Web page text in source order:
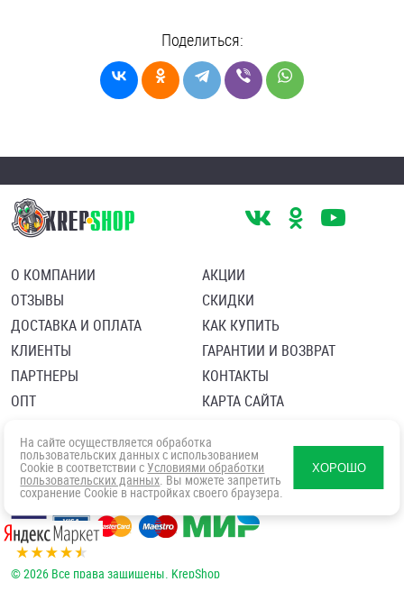
Поделиться:
О КОМПАНИИ
ОТЗЫВЫ
ДОСТАВКА И ОПЛАТА
КЛИЕНТЫ
ПАРТНЕРЫ
ОПТ
АКЦИИ
СКИДКИ
КАК КУПИТЬ
ГАРАНТИИ И ВОЗВРАТ
КОНТАКТЫ
КАРТА САЙТА
Политика в отношении обработки персональных данных
Согласие посетителя сайта на обработку персональных данны
© 2026 Все права защищены. KrepShop
На сайте осуществляется обработка
пользовательских данных с использованием
Cookie в соответствии с Условиями обработки
пользовательских данных. Вы можете запретить
сохранение Cookie в настройках своего браузера.
ХОРОШО